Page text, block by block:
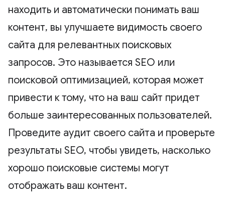
находить и автоматически понимать ваш
контент, вы улучшаете видимость своего
сайта для релевантных поисковых
запросов. Это называется SEO или
поисковой оптимизацией, которая может
привести к тому, что на ваш сайт придет
больше заинтересованных пользователей.
Проведите аудит своего сайта и проверьте
результаты SEO, чтобы увидеть, насколько
хорошо поисковые системы могут
отображать ваш контент.